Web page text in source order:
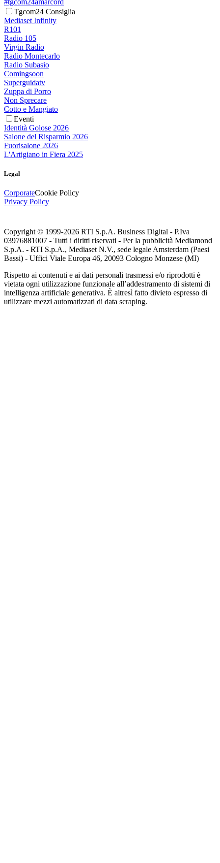
#tgcom24amarcord
Tgcom24 Consiglia
Mediaset Infinity
R101
Radio 105
Virgin Radio
Radio Montecarlo
Radio Subasio
Comingsoon
Superguidatv
Zuppa di Porro
Non Sprecare
Cotto e Mangiato
Eventi
Identità Golose 2026
Salone del Risparmio 2026
Fuorisalone 2026
L'Artigiano in Fiera 2025
Legal
CorporateCookie Policy
Privacy Policy
Copyright © 1999-2026 RTI S.p.A. Business Digital - P.Iva
03976881007 - Tutti i diritti riservati - Per la pubblicità Mediamond
S.p.A. - RTI S.p.A., Mediaset N.V., sede legale Amsterdam (Paesi
Bassi) - Uffici Viale Europa 46, 20093 Cologno Monzese (MI)
Rispetto ai contenuti e ai dati personali trasmessi e/o riprodotti è
vietata ogni utilizzazione funzionale all’addestramento di sistemi di
intelligenza artificiale generativa. È altresì fatto divieto espresso di
utilizzare mezzi automatizzati di data scraping.